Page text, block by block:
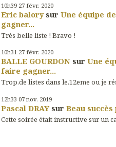
10h39 27 févr. 2020
Eric balorysur Une équipe
gagner...
Très belle liste ! Bravo !
10h31 27 févr. 2020
BALLE GOURDON sur Une
faire gagner...
Trop.de listes dans le.12eme ou je
12h33 07 nov. 2019
Pascal DRAYsur Beau
Cette soirée était instructive sur un